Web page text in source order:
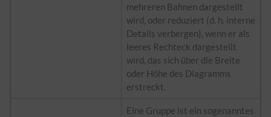
mehreren Bahnen dargestellt
wird, oder reduziert (d. h. interne
Details verbergen), wenn er als
leeres Rechteck dargestellt
wird, das sich über die Breite
oder Höhe des Diagramms
erstreckt.
Eine Gruppe ist ein sogenanntes